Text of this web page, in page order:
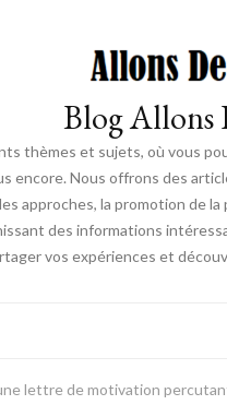
Blog Allons
thèmes et sujets, où vous
encore. Nous offrons des
approches, la promotion de
des informations
vos expériences et
lettre de motivation